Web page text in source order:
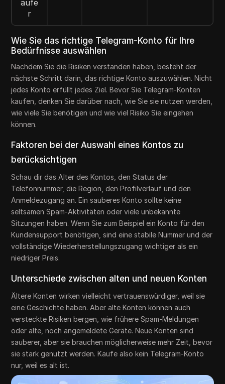
äufe
r
Wie Sie das richtige Telegram-Konto für Ihre
Bedürfnisse auswählen
Nachdem Sie die Risiken verstanden haben, besteht der
nächste Schritt darin, das richtige Konto auszuwählen. Nicht
jedes Konto erfüllt jedes Ziel. Bevor Sie Telegram-Konten
kaufen, denken Sie darüber nach, wie Sie sie nutzen werden,
wie viele Sie benötigen und wie viel Risiko Sie eingehen
können.
Faktoren bei der Auswahl eines Kontos zu
berücksichtigen
Schau dir das Alter des Kontos, den Status der
Telefonnummer, die Region, den Profilverlauf und den
Anmeldezugang an. Ein sauberes Konto sollte keine
seltsamen Spam-Aktivitäten oder viele unbekannte
Sitzungen haben. Wenn Sie zum Beispiel ein Konto für den
Kundensupport benötigen, sind eine stabile Nummer und der
vollständige Wiederherstellungszugang wichtiger als ein
niedriger Preis.
Unterschiede zwischen alten und neuen Konten
Ältere Konten wirken vielleicht vertrauenswürdiger, weil sie
eine Geschichte haben. Aber alte Konten können auch
versteckte Risiken bergen, wie frühere Spam-Meldungen
oder alte, noch angemeldete Geräte. Neue Konten sind
sauberer, aber sie brauchen möglicherweise mehr Zeit, bevor
sie stark genutzt werden. Kaufe also kein Telegram-Konto
nur, weil es alt ist.